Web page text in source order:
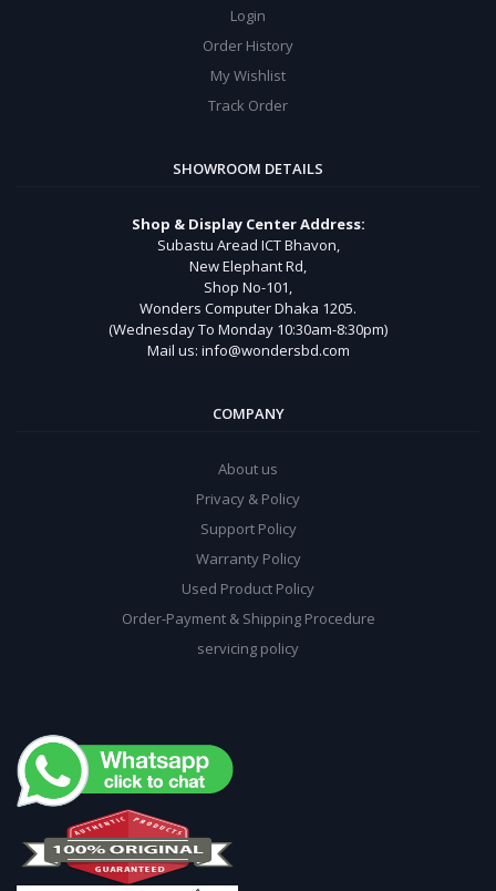
Login
Order History
My Wishlist
Track Order
SHOWROOM DETAILS
Shop & Display Center Address:
Subastu Aread ICT Bhavon,
New Elephant Rd,
Shop No-101,
Wonders Computer Dhaka 1205.
(Wednesday To Monday 10:30am-8:30pm)
Mail us: info@wondersbd.com
COMPANY
About us
Privacy & Policy
Support Policy
Warranty Policy
Used Product Policy
Order-Payment & Shipping Procedure
servicing policy